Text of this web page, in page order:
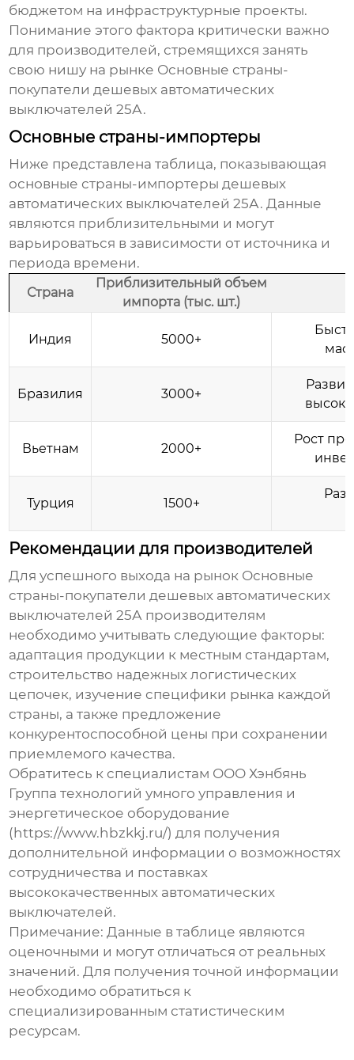
бюджетом на инфраструктурные проекты.
Понимание этого фактора критически важно
для производителей, стремящихся занять
свою нишу на рынке Основные страны-
покупатели дешевых автоматических
выключателей 25А.
Основные страны-импортеры
Ниже представлена таблица, показывающая
основные страны-импортеры дешевых
автоматических выключателей 25А. Данные
являются приблизительными и могут
варьироваться в зависимости от источника и
периода времени.
Страна
Приблизительный объем
импорта (тыс. шт.)
Индия 5000+
Бразилия 3000+
Вьетнам 2000+
Рост
Турция 1500+
Рекомендации для производителей
Для успешного выхода на рынок Основные
страны-покупатели дешевых автоматических
выключателей 25А производителям
необходимо учитывать следующие факторы:
адаптация продукции к местным стандартам,
строительство надежных логистических
цепочек, изучение специфики рынка каждой
страны, а также предложение
конкурентоспособной цены при сохранении
приемлемого качества.
Обратитесь к специалистам ООО Хэнбянь
Группа технологий умного управления и
энергетическое оборудование
( https://www.hbzkkj.ru/) для получения
дополнительной информации о возможностях
сотрудничества и поставках
высококачественных автоматических
выключателей.
Примечание: Данные в таблице являются
оценочными и могут отличаться от реальных
значений. Для получения точной информации
необходимо обратиться к
специализированным статистическим
ресурсам.